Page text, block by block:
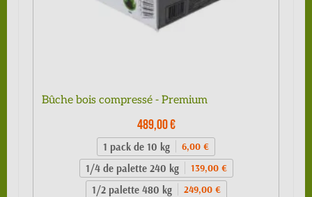
Bûche bois compressé - Premium
489,00 €
1 pack de 10 kg 6,00 €
1/4 de palette 240 kg 139,00 €
1/2 palette 480 kg 249,00 €